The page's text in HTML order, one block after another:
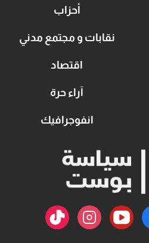
أحزاب
نقابات و مجتمع مدني
اقتصاد
آراء حرة
انفوجرافيك